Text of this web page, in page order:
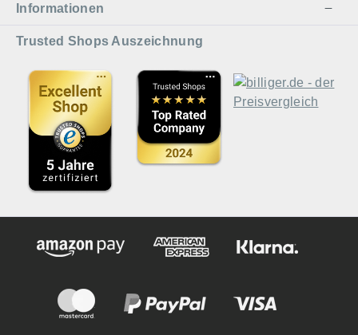
Informationen
Trusted Shops Auszeichnung